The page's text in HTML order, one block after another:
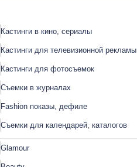
Кастинги в кино, сериалы
Кастинги для телевизионной рекламы
Кастинги для фотосъемок
Съемки в журналах
Fashion показы, дефиле
Съемки для календарей, каталогов
Glamour